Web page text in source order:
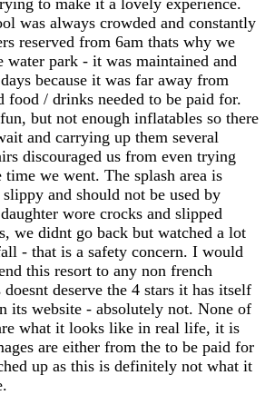
was always crowded and constantly
reserved from 6am thats why we
water park - it was maintained and
because it was far away from
food / drinks needed to be paid for.
but not enough inflatables so there
and carrying up them several
discouraged us from even trying
time we went. The splash area is
and should not be used by
wore crocks and slipped
we didnt go back but watched a lot
- that is a safety concern. I would
this resort to any non french
doesnt deserve the 4 stars it has itself
its website - absolutely not. None of
what it looks like in real life, it is
are either from the to be paid for
up as this is definitely not what it